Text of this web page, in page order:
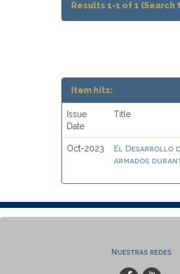
Results 1-1 of 1
Item hits:
Issue
Date
Title
Oct-2023
El Desarrollo
armados
Nuestras redes